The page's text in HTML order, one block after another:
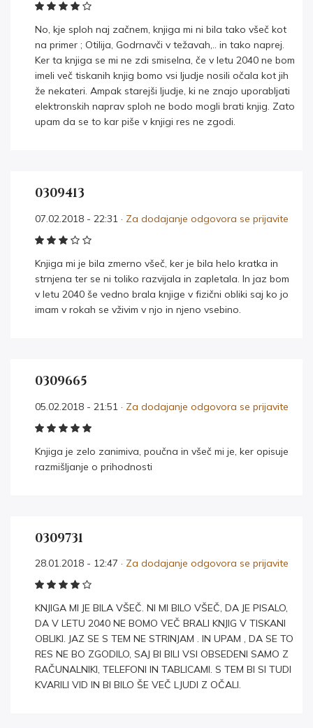
No, kje sploh naj začnem, knjiga mi ni bila tako všeč kot
na primer ; Otilija, Godrnavči v težavah,.. in tako naprej.
Ker ta knjiga se mi ne zdi smiselna, če v letu 2040 ne bom
imeli več tiskanih knjig bomo vsi ljudje nosili očala kot jih
že nekateri. Ampak starejši ljudje, ki ne znajo uporabljati
elektronskih naprav sploh ne bodo mogli brati knjig. Zato
upam da se to kar piše v knjigi res ne zgodi.
0309413
07.02.2018 - 22:31 · Za dodajanje odgovora se prijavite
Knjiga mi je bila zmerno všeč, ker je bila helo kratka in
strnjena ter se ni toliko razvijala in zapletala. In jaz bom
v letu 2040 še vedno brala knjige v fizični obliki saj ko jo
imam v rokah se vživim v njo in njeno vsebino.
0309665
05.02.2018 - 21:51 · Za dodajanje odgovora se prijavite
Knjiga je zelo zanimiva, poučna in všeč mi je, ker opisuje
razmišljanje o prihodnosti
0309731
28.01.2018 - 12:47 · Za dodajanje odgovora se prijavite
KNJIGA MI JE BILA VŠEČ. NI MI BILO VŠEČ, DA JE PISALO,
DA V LETU 2040 NE BOMO VEČ BRALI KNJIG V TISKANI
OBLIKI. JAZ SE S TEM NE STRINJAM . IN UPAM , DA SE TO
RES NE BO ZGODILO, SAJ BI BILI VSI OBSEDENI SAMO Z
RAČUNALNIKI, TELEFONI IN TABLICAMI. S TEM BI SI TUDI
KVARILI VID IN BI BILO ŠE VEČ LJUDI Z OČALI.